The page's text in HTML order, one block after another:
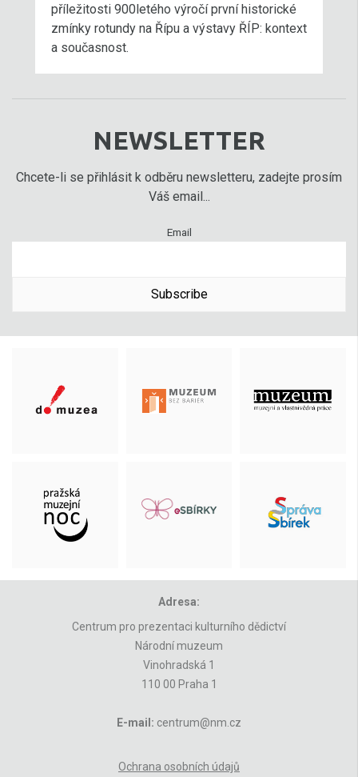
příležitosti 900letého výročí první historické
zmínky rotundy na Řípu a výstavy ŘÍP: kontext
a současnost.
NEWSLETTER
Chcete-li se přihlásit k odběru newsletteru, zadejte prosím
Váš email...
Email
Subscribe
Adresa:
Centrum pro prezentaci kulturního dědictví
Národní muzeum
Vinohradská 1
110 00 Praha 1
E-mail: centrum@nm.cz
Ochrana osobních údajů